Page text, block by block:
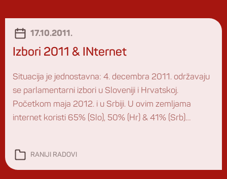
17.10.2011.
Izbori 2011 & INternet
Situacija je jednostavna: 4. decembra 2011. održavaju
se parlamentarni izbori u Sloveniji i Hrvatskoj.
Početkom maja 2012. i u Srbiji. U ovim zemljama
internet koristi 65% (Slo), 50% (Hr) & 41% (Srb)
regionalni […]
RANIJI RADOVI